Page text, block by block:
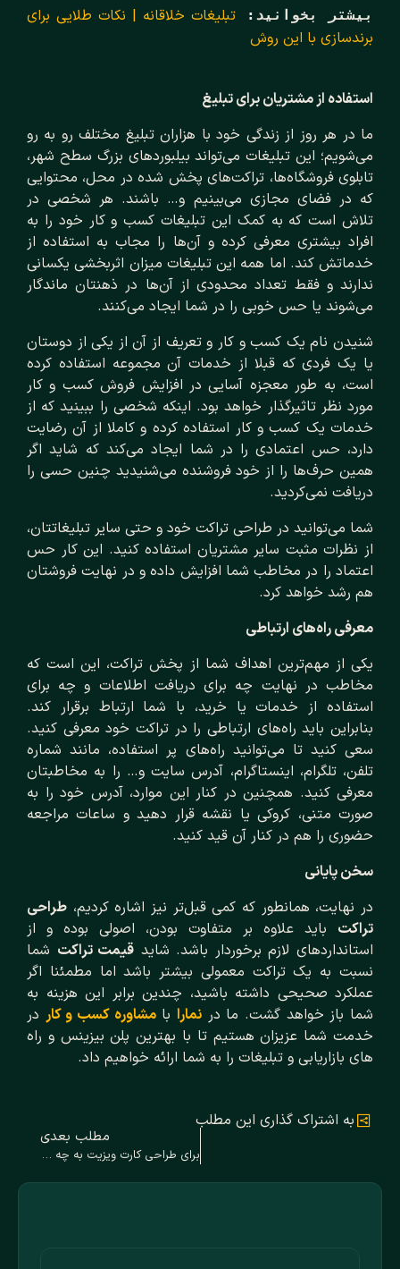
بیشتر بخوانید:
برندسازی با این روش
استفاده از مشتریان برای تبلیغ
ما در هر روز از زندگی خود با هزاران تبلیغ مختلف رو به رو
می‌شویم؛ این تبلیغات می‌تواند بیلبوردهای بزرگ سطح شهر،
تابلوی فروشگاه‌ها، تراکت‌های پخش شده در محل، محتوایی
که در فضای مجازی می‌بینیم و… باشند. هر شخصی در
تلاش است که به کمک این تبلیغات کسب و کار خود را به
افراد بیشتری معرفی کرده و آن‌ها را مجاب به استفاده از
خدماتش کند. اما همه این تبلیغات میزان اثربخشی یکسانی
ندارند و فقط تعداد محدودی از آن‌ها در ذهنتان ماندگار
می‌شوند یا حس خوبی را در شما ایجاد می‌کنند.
شنیدن نام یک کسب و کار و تعریف از آن از یکی از دوستان
یا یک فردی که قبلا از خدمات آن مجموعه استفاده کرده
است، به طور معجزه آسایی در افزایش فروش کسب و کار
مورد نظر تاثیرگذار خواهد بود. اینکه شخصی را ببینید که از
خدمات یک کسب و کار استفاده کرده و کاملا از آن رضایت
دارد، حس اعتمادی را در شما ایجاد می‌کند که شاید اگر
همین حرف‌ها را از خود فروشنده می‌شنیدید چنین حسی را
دریافت نمی‌کردید.
شما می‌توانید در طراحی تراکت خود و حتی سایر تبلیغاتتان،
از نظرات مثبت سایر مشتریان استفاده کنید. این کار حس
اعتماد را در مخاطب شما افزایش داده و در نهایت فروشتان
هم رشد خواهد کرد.
معرفی راه‌های ارتباطی
یکی از مهم‌ترین اهداف شما از پخش تراکت، این است که
مخاطب در نهایت چه برای دریافت اطلاعات و چه برای
استفاده از خدمات یا خرید، با شما ارتباط برقرار کند.
بنابراین باید راه‌های ارتباطی را در تراکت خود معرفی کنید.
سعی کنید تا می‌توانید راه‌های پر استفاده، مانند شماره
تلفن، تلگرام، اینستاگرام، آدرس سایت و… را به مخاطبتان
معرفی کنید. همچنین در کنار این موارد، آدرس خود را به
صورت متنی، کروکی یا نقشه قرار دهید و ساعات مراجعه
حضوری را هم در کنار آن قید کنید.
سخن پایانی
در نهایت، همانطور که کمی قبل‌تر نیز اشاره کردیم، طراحی
تراکت باید علاوه بر متفاوت بودن، اصولی بوده و از
استانداردهای لازم برخوردار باشد. شاید قیمت تراکت شما
نسبت به یک تراکت معمولی بیشتر باشد اما مطمئنا اگر
عملکرد صحیحی داشته باشید، چندین برابر این هزینه به
شما باز خواهد گشت. ما در نمارابامشاوره کسب و کار در
خدمت شما عزیزان هستیم تا با بهترین پلن بیزینس و راه
های بازاریابی و تبلیغات را به شما ارائه خواهیم داد.
به اشتراک گذاری این مطلب
مطلب بعدی
برای طراحی کارت ویزیت به چه چیزهایی باید توجه کنیم؟